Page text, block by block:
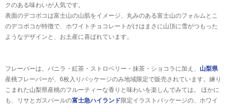
クのある味わいが人気です。
表面のデコボコは富士山の山肌をイメージ、丸みのある富士山のフォルムとこ
のデコボコが特徴で、ホワイトチョコレートがけはまさに山頂に雪がつもった
ようなデザインと、お土産に喜ばれています。
フレーバーは、バニラ・紅茶・ストロベリー・抹茶・ショコラに加え、 山梨県
産桃フレーバーが、6枚入りパッケージのみ地域限定で販売されています。練り
こまれた山梨県産桃のフルーティーな香りと味わいを楽しんでみては。 ほかに
も、リサとガスパールの富士急ハイランド限定イラストパッケージの、ホワイ